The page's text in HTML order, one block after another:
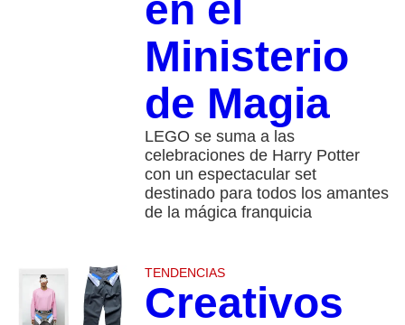
en el
Ministerio
de Magia
LEGO se suma a las
celebraciones de Harry Potter
con un espectacular set
destinado para todos los amantes
de la mágica franquicia
TENDENCIAS
Creativos